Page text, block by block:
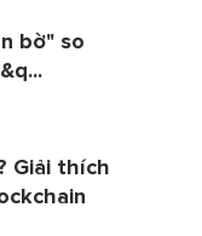
bờ" so
Giải thích